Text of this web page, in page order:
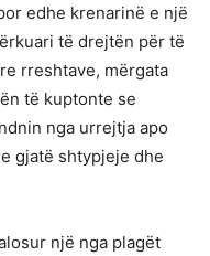
edhe krenarinë e një
të drejtën për të
rreshtave, mërgata
të kuptonte se
nga urrejtja apo
gjatë shtypjeje dhe
një nga plagët